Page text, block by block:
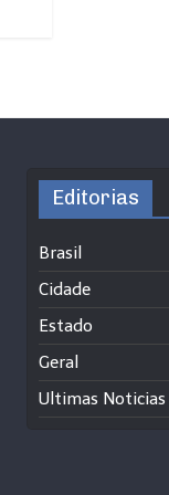
Editorias
Brasil
Cidade
Estado
Geral
Ultimas Noticias